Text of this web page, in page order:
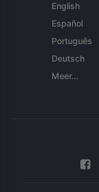
English
Español
Português
Deutsch
Meer...